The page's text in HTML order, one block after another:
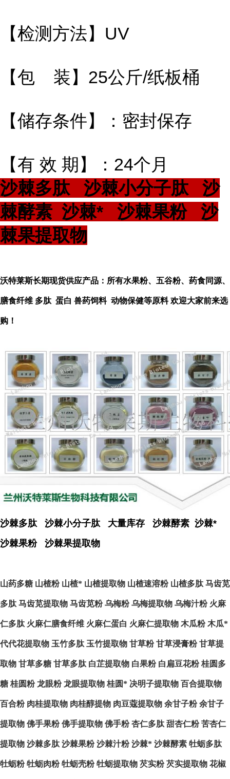
【检测方法】UV
【包 装】25公斤/纸板桶
【储存条件】：密封保存
【有 效 期】：24个月
沙棘多肽 沙棘小分子肽 沙
棘酵素 沙棘* 沙棘果粉 沙
棘果提取物
沃特莱斯长期现货供应产品：所有水果粉、五谷粉、药食同源、
膳食纤维 多肽 蛋白 兽药饲料 动物保健等原料 欢迎大家前来选
购！
沙棘多肽 沙棘小分子肽 大量库存 沙棘酵素 沙棘*
沙棘果粉 沙棘果提取物
山药多糖 山楂粉 山楂* 山楂提取物 山楂速溶粉 山楂多肽 马齿苋
多肽 马齿苋提取物 马齿苋粉 乌梅粉 乌梅提取物 乌梅汁粉 火麻
仁多肽 火麻仁膳食纤维 火麻仁蛋白 火麻仁提取物 木瓜粉 木瓜*
代代花提取物 玉竹多肽 玉竹提取物 甘草粉 甘草浸膏粉 甘草提
取物 甘草多糖 甘草多肽 白芷提取物 白果粉 白扁豆花粉 桂圆多
糖 桂圆粉 龙眼粉 龙眼提取物 桂圆* 决明子提取物 百合提取物
百合粉 肉桂提取物 肉桂醇提物 肉豆蔻提取物 余甘子粉 余甘子
提取物 佛手果粉 佛手提取物 佛手粉 杏仁多肽 甜杏仁粉 苦杏仁
提取物 沙棘多肽 沙棘果粉 沙棘汁粉 沙棘* 沙棘酵素 牡蛎多肽
牡蛎粉 牡蛎肉粉 牡蛎壳粉 牡蛎提取物 芡实粉 芡实提取物 花椒